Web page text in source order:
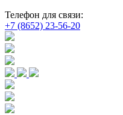
Телефон для связи:
+7 (8652) 23-56-20